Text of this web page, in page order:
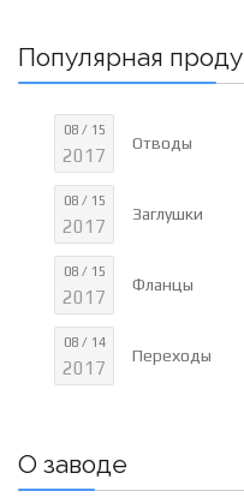
Популярная
08 / 15
2017
Отводы
08 / 15
2017
Заглушки
08 / 15
2017
Фланцы
08 / 14
2017
Переходы
О заводе